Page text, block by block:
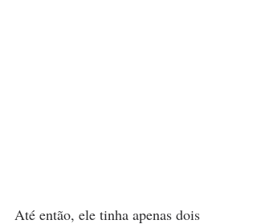
Até então, ele tinha apenas dois